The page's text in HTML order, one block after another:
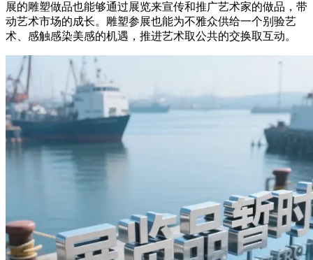
展的雕塑做品也能够通过展览来宣传和推广艺术家的做品，带
动艺术市场的成长。雕塑参展也能为不雅众供给一个别验艺
术、感触感染美感的机遇，推进艺术取公共的交换取互动。